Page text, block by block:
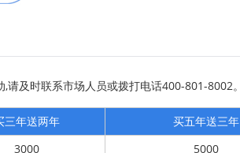
及时联系市场人员或拨打电话400-801-8002。
三年送两年
买五年送三年
3000
5000